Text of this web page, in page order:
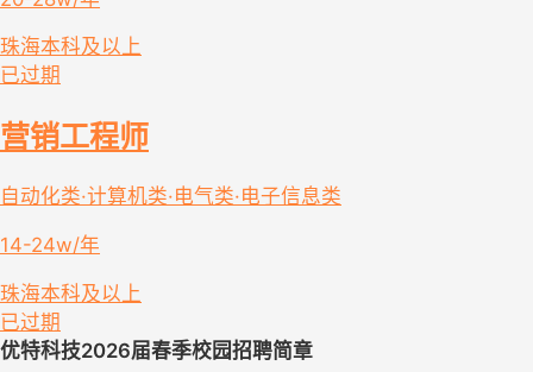
珠海本科及以上
已过期
营销工程师
自动化类·计算机类·电气类·电子信息类
14-24w/年
珠海本科及以上
已过期
优特科技2026届春季校园招聘简章